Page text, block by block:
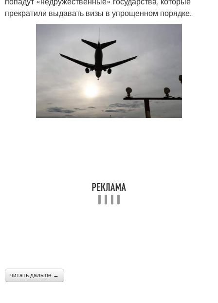
прекратили выдавать визы в упрощенном порядке.
читать дальше →